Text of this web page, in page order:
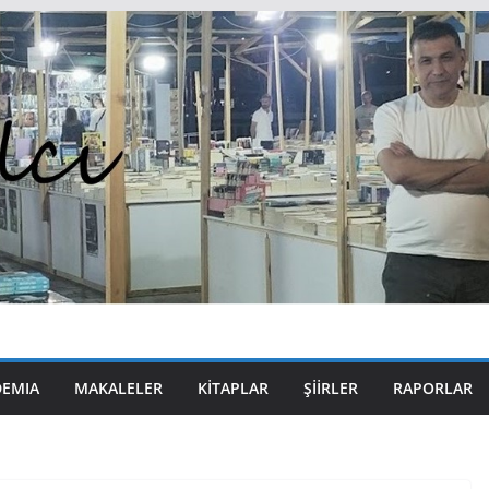
MAKALELER KITAPLAR ŞIIRLER RAPORLAR